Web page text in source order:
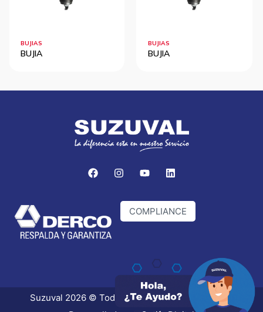
BUJIAS
BUJIA
BUJIAS
BUJIA
COMPLIANCE
Suzuval 2026 © Todos los derechos reservados.